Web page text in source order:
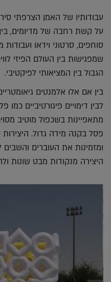
על קשת רחבה של מדיומים, בין
סוחפים, סרטוני וידאו
שמפגישות בין העולם הפיזי
הגבול בין המציאותי לפיקטיבי.
בין אם אלו אלמנטים
לבין דימויים פיגורטיביים כמו
מתאפיינות בשכפול מוטיב
פסל בקנה מידה גדול.
ומזמינות את העוברים
היצירה מנקודות מבט שונות